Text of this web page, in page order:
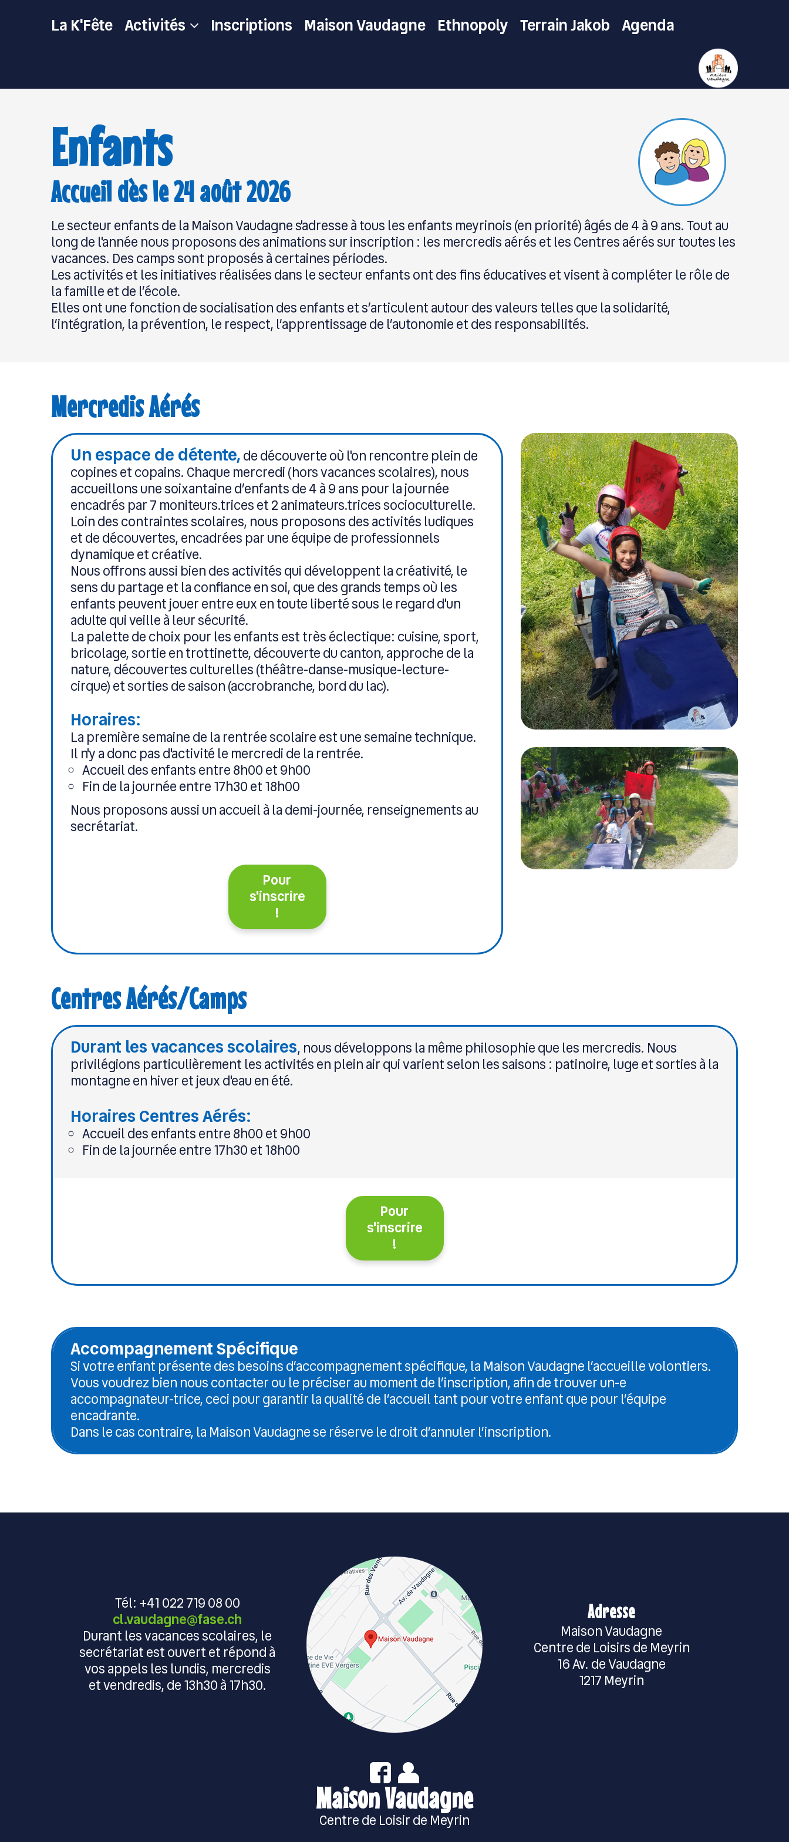
Main
navigation
La K'Fête Activités Inscriptions Maison Vaudagne Ethnopoly Terrain Jakob Agenda
Enfants
Accueil dès le 24 août 2026
Le secteur enfants de la Maison Vaudagne s'adresse à tous les enfants meyrinois (en priorité) âgés de 4 à 9 ans. Tout au
long de l'année nous proposons des animations sur inscription : les mercredis aérés et les Centres aérés sur toutes les
vacances. Des camps sont proposés à certaines périodes.
Les activités et les initiatives réalisées dans le secteur enfants ont des fins éducatives et visent à compléter le rôle de
la famille et de l’école.
Elles ont une fonction de socialisation des enfants et s’articulent autour des valeurs telles que la solidarité,
l’intégration, la prévention, le respect, l’apprentissage de l’autonomie et des responsabilités.
Mercredis Aérés
Un espace de détente,de découverte où l'on rencontre plein de
copines et copains. Chaque mercredi (hors vacances scolaires), nous
accueillons une soixantaine d’enfants de 4 à 9 ans pour la journée
encadrés par 7 moniteurs.trices et 2 animateurs.trices socioculturelle.
Loin des contraintes scolaires, nous proposons des activités ludiques
et de découvertes, encadrées par une équipe de professionnels
dynamique et créative.
Nous offrons aussi bien des activités qui développent la créativité, le
sens du partage et la confiance en soi, que des grands temps où les
enfants peuvent jouer entre eux en toute liberté sous le regard d'un
adulte qui veille à leur sécurité.
La palette de choix pour les enfants est très éclectique: cuisine, sport,
bricolage, sortie en trottinette, découverte du canton, approche de la
nature, découvertes culturelles (théâtre-danse-musique-lecture-
cirque) et sorties de saison (accrobranche, bord du lac).
Horaires:
La première semaine de la rentrée scolaire est une semaine technique.
Il n'y a donc pas d'activité le mercredi de la rentrée.
Accueil des enfants entre 8h00 et 9h00
Fin de la journée entre 17h30 et 18h00
Nous proposons aussi un accueil à la demi-journée, renseignements au
secrétariat.
Pour
s'inscrire
!
Centres Aérés/Camps
Durant les vacances scolaires, nous développons la même philosophie que les mercredis. Nous
privilégions particulièrement les activités en plein air qui varient selon les saisons : patinoire, luge et sorties à la
montagne en hiver et jeux d'eau en été.
Horaires Centres Aérés:
Accueil des enfants entre 8h00 et 9h00
Fin de la journée entre 17h30 et 18h00
Pour
s'inscrire
!
Accompagnement Spécifique
Si votre enfant présente des besoins d’accompagnement spécifique, la Maison Vaudagne l’accueille volontiers.
Vous voudrez bien nous contacter ou le préciser au moment de l’inscription, afin de trouver un-e
accompagnateur-trice, ceci pour garantir la qualité de l’accueil tant pour votre enfant que pour l’équipe
encadrante.
Dans le cas contraire, la Maison Vaudagne se réserve le droit d’annuler l’inscription.
Tél: +41 022 719 08 00
cl.vaudagne@fase.ch
Durant les vacances scolaires, le
secrétariat est ouvert et répond à
vos appels les lundis, mercredis
et vendredis, de 13h30 à 17h30.
Adresse
Maison Vaudagne
Centre de Loisirs de Meyrin
16 Av. de Vaudagne
1217 Meyrin
Maison Vaudagne
Centre de Loisir de Meyrin